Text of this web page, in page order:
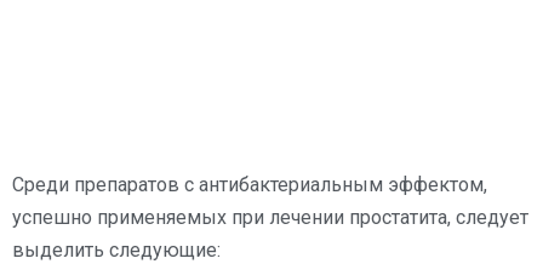
Среди препаратов с антибактериальным эффектом,
успешно применяемых при лечении простатита, следует
выделить следующие: